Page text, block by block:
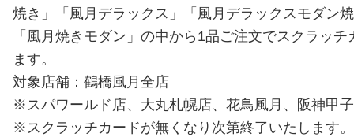
焼き」「風月デラックス」「風月デラックスモダン
「風月焼きモダン」の中から1品ご注文でスクラッ
ます。
対象店舗：鶴橋風月全店
※スパワールド店、大丸札幌店、花鳥風月、阪神甲
※スクラッチカードが無くなり次第終了いたします。